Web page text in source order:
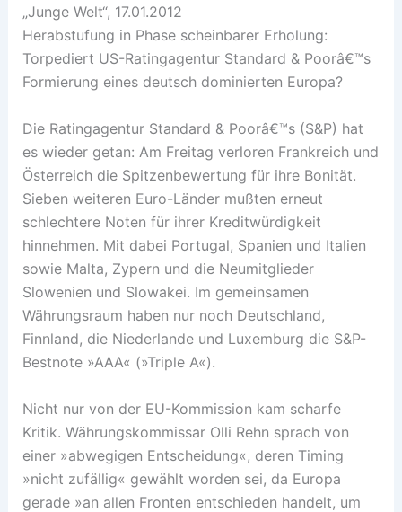
„Junge Welt“, 17.01.2012
Herabstufung in Phase scheinbarer Erholung:
Torpediert US-Ratingagentur Standard & Poorâ€™s
Formierung eines deutsch dominierten Europa?
Die Ratingagentur Standard & Poorâ€™s (S&P) hat
es wieder getan: Am Freitag verloren Frankreich und
Österreich die Spitzenbewertung für ihre Bonität.
Sieben weiteren Euro-Länder mußten erneut
schlechtere Noten für ihrer Kreditwürdigkeit
hinnehmen. Mit dabei Portugal, Spanien und Italien
sowie Malta, Zypern und die Neumitglieder
Slowenien und Slowakei. Im gemeinsamen
Währungsraum haben nur noch Deutschland,
Finnland, die Niederlande und Luxemburg die S&P-
Bestnote »AAA« (»Triple A«).
Nicht nur von der EU-Kommission kam scharfe
Kritik. Währungskommissar Olli Rehn sprach von
einer »abwegigen Entscheidung«, deren Timing
»nicht zufällig« gewählt worden sei, da Europa
gerade »an allen Fronten entschieden handelt, um